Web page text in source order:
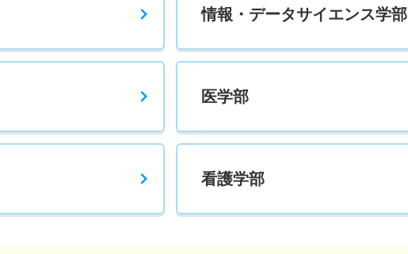
情報・データサイエンス学部
医学部
看護学部